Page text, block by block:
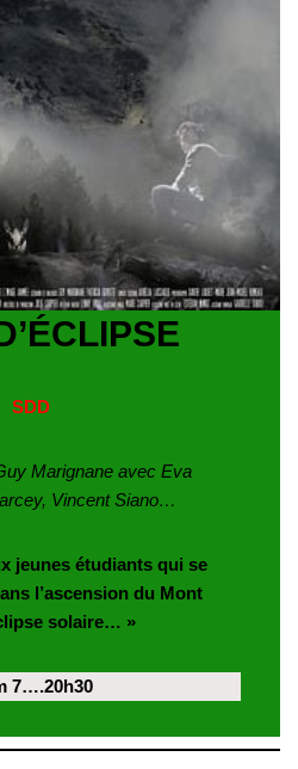
SDD
Marignane avec Eva
Vincent Siano…
jeunes étudiants qui se
l’ascension du Mont
solaire… »
7….20h30